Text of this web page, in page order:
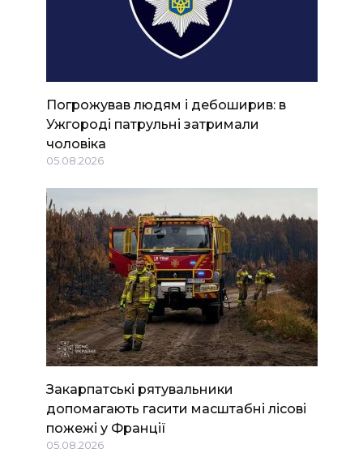
Погрожував людям і дебоширив: в
Ужгороді патрульні затримали
чоловіка
05.08.2026
Закарпатські рятувальники
допомагають гасити масштабні лісові
пожежі у Франції
05.08.2026